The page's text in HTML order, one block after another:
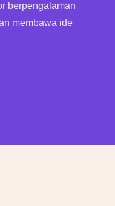
berpengalaman
membawa ide